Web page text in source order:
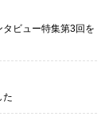
タビュー特集第3回を
た